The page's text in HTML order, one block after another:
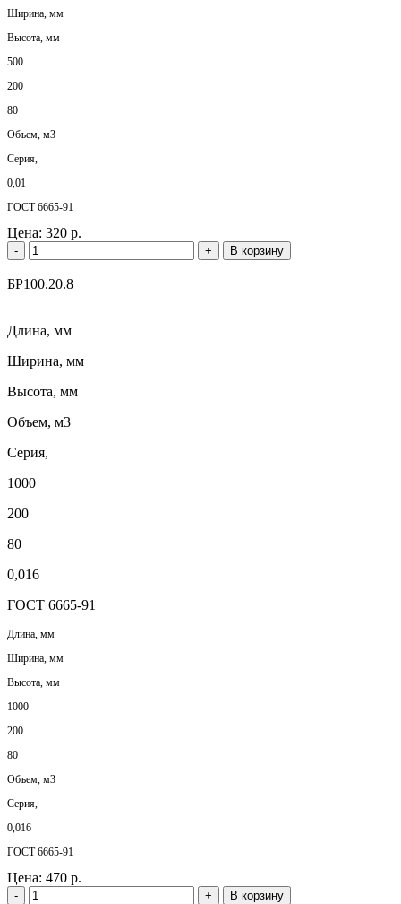
Ширина, мм
Высота, мм
500
200
80
Объем, м3
Серия,
0,01
ГОСТ 6665-91
Цена: 320 р.
- + В корзину
БР100.20.8
Длина, мм
Ширина, мм
Высота, мм
Объем, м3
Серия,
1000
200
80
0,016
ГОСТ 6665-91
Длина, мм
Ширина, мм
Высота, мм
1000
200
80
Объем, м3
Серия,
0,016
ГОСТ 6665-91
Цена: 470 р.
- + В корзину